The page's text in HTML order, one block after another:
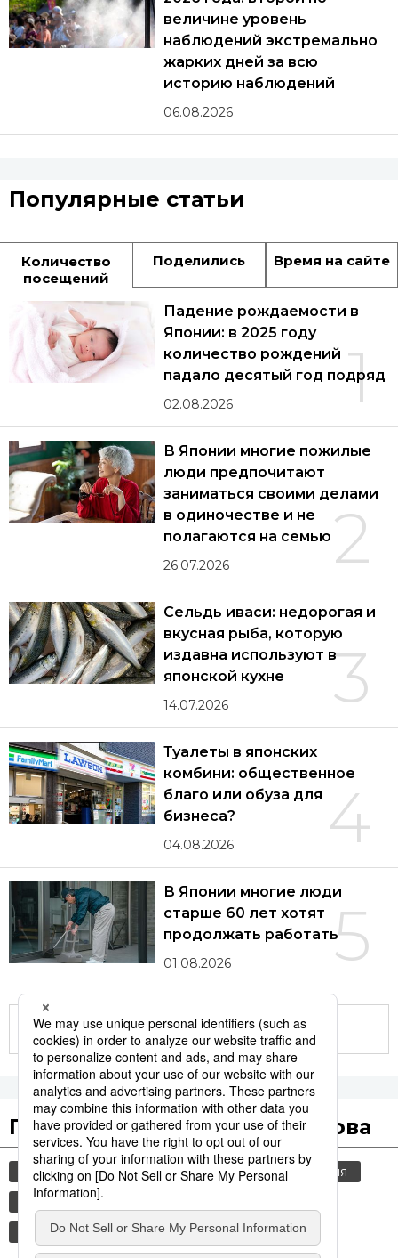
величине уровень
наблюдений экстремально
жарких дней за всю
историю наблюдений
06.08.2026
Популярные статьи
Количество
посещений
Поделились Время на сайте
1
Падение рождаемости в
Японии: в 2025 году
количество рождений
падало десятый год подряд
02.08.2026
2
В Японии многие пожилые
люди предпочитают
заниматься своими делами
в одиночестве и не
полагаются на семью
26.07.2026
3
Сельдь иваси: недорогая и
вкусная рыба, которую
издавна используют в
японской кухне
14.07.2026
4
Туалеты в японских
комбини: общественное
благо или обуза для
бизнеса?
04.08.2026
5
В Японии многие люди
старше 60 лет хотят
продолжать работать
01.08.2026
Другие статьи по теме
Популярные поисковые слова
общество культура jiji press
история
технологии
транспорт
еда и напитки россия